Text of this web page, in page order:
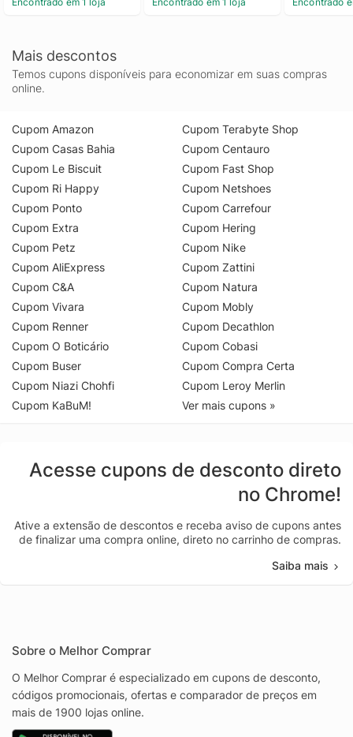
Mais descontos
Temos cupons disponíveis para economizar em suas compras
online.
Cupom Amazon
Cupom Casas Bahia
Cupom Le Biscuit
Cupom Ri Happy
Cupom Ponto
Cupom Extra
Cupom Petz
Cupom AliExpress
Cupom C&A
Cupom Vivara
Cupom Renner
Cupom O Boticário
Cupom Buser
Cupom Niazi Chohfi
Cupom KaBuM!
Cupom Terabyte Shop
Cupom Centauro
Cupom Fast Shop
Cupom Netshoes
Cupom Carrefour
Cupom Hering
Cupom Nike
Cupom Zattini
Cupom Natura
Cupom Mobly
Cupom Decathlon
Cupom Cobasi
Cupom Compra Certa
Cupom Leroy Merlin
Ver mais cupons »
Acesse cupons de desconto direto
no Chrome!
Ative a extensão de descontos e receba aviso de cupons antes
de finalizar uma compra online, direto no carrinho de compras.
Saiba mais
Sobre o Melhor Comprar
O Melhor Comprar é especializado em cupons de desconto,
códigos promocionais, ofertas e comparador de preços em
mais de 1900 lojas online.